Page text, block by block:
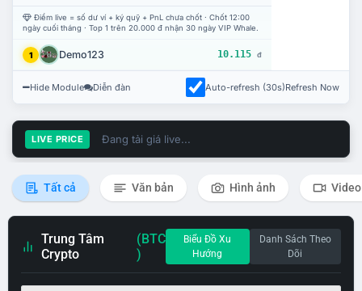
Điểm live = số dư ví + ký quỹ + PnL chưa chốt · Chốt 12:00
ngày cuối tháng · Top 1 trên 20.000 đ nhận 30 ngày VIP Whale.
1 Demo123 10.115 đ
Hide Module Diễn đàn Auto-refresh (30s)Refresh Now
LIVE PRICE Đang tải giá live...
Tất cả Văn bản Hình ảnh Video
Trung Tâm
Crypto
(BTC
)
Biểu Đồ Xu
Hướng
Danh Sách Theo
Dõi